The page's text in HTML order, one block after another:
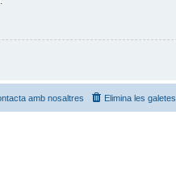
Elimina les galetes
amb nosaltres